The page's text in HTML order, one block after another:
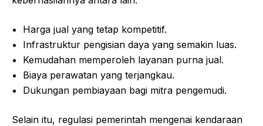
Harga jual yang tetap kompetitif.
Infrastruktur pengisian daya yang semakin luas.
Kemudahan memperoleh layanan purna jual.
Biaya perawatan yang terjangkau.
Dukungan pembiayaan bagi mitra pengemudi.
Selain itu, regulasi pemerintah mengenai kendaraan